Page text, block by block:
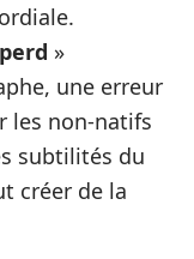
perd »
une erreur
les non-natifs
subtilités du
créer de la